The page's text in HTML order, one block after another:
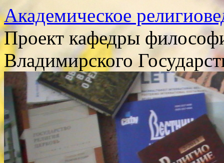
Академическое
Проект кафедры
Владимирского